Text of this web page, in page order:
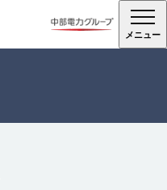
メニュー